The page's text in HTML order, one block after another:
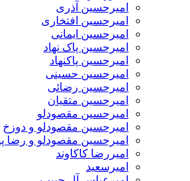
امیرحسین آذری
امیرحسین افتخاری
امیرحسین ایمانی
امیرحسین پاک نهاد
امیرحسین پاکنهاد
امیرحسین حسینی
امیرحسین رضائی
امیرحسین متقیان
امیرحسین مقصودلو
امیرحسین مقصودلو و دوزخ
امیرحسین مقصودلو و رضا پیشرو
امیررضا کاکاوند
امیرسعید